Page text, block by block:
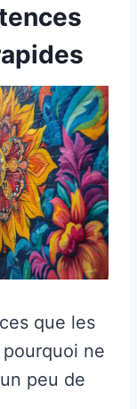
que les
ne
peu de